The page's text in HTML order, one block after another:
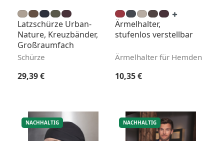
Latzschürze Urban-
Nature, Kreuzbänder,
Großraumfach
Schürze
Regulärer Preis:
29,39 €
Ärmelhalter,
stufenlos verstellbar
Ärmelhalter für Hemden
Regulärer Preis:
10,35 €
NACHHALTIG NACHHALTIG